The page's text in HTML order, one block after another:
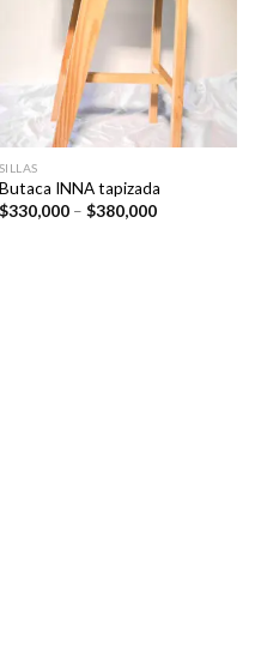
SILLAS
Butaca INNA tapizada
$330,000 – $380,000Price